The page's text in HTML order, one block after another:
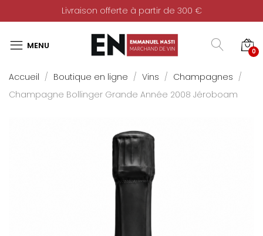
Livraison offerte à partir de 300 €
0
Accueil Boutique en ligne Vins
Champagnes
Champagne Bollinger Grande Année 2008 Jéroboam